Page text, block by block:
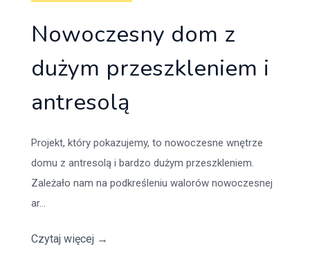
Nowoczesny dom z
dużym przeszkleniem i
antresolą
Projekt, który pokazujemy, to nowoczesne wnętrze
domu z antresolą i bardzo dużym przeszkleniem.
Zależało nam na podkreśleniu walorów nowoczesnej
ar...
Czytaj więcej →